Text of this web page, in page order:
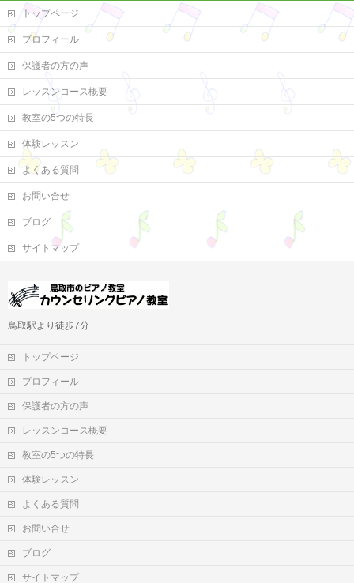
トップページ
プロフィール
保護者の方の声
レッスンコース概要
教室の5つの特長
体験レッスン
よくある質問
お問い合せ
ブログ
サイトマップ
鳥取駅より徒歩7分
トップページ
プロフィール
保護者の方の声
レッスンコース概要
教室の5つの特長
体験レッスン
よくある質問
お問い合せ
ブログ
サイトマップ